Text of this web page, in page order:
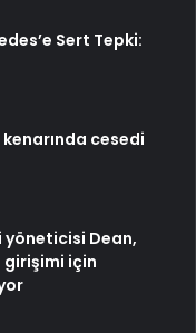
Sert Tepki:
kenarında cesedi
yöneticisi Dean,
girişimi için